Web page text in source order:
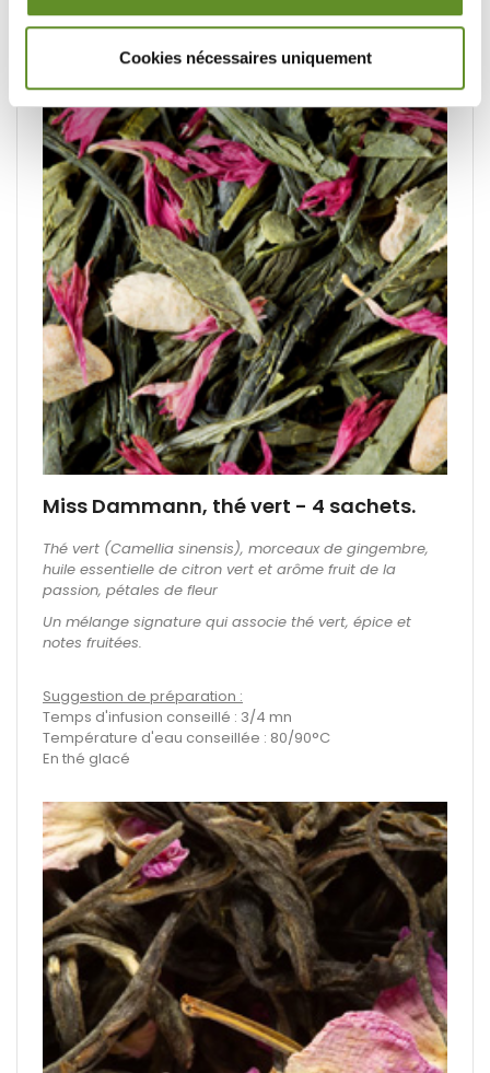
Cookies nécessaires uniquement
En thé glacé
Miss Dammann, thé vert - 4 sachets.
Thé vert (Camellia sinensis), morceaux de gingembre,
huile essentielle de citron vert et arôme fruit de la
passion, pétales de fleur
Un mélange signature qui associe thé vert, épice et
notes fruitées.
Suggestion de préparation :
Temps d'infusion conseillé : 3/4 mn
Température d'eau conseillée : 80/90°C
En thé glacé